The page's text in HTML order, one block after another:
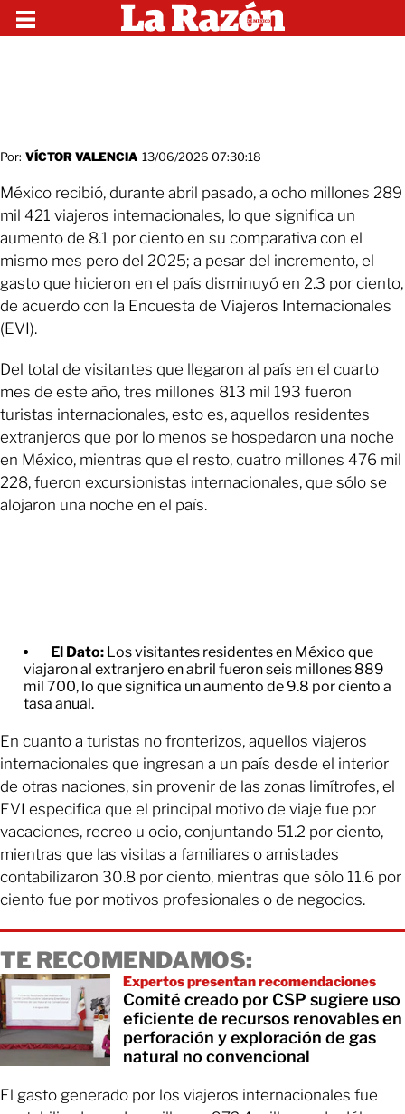
Por: VÍCTOR VALENCIA 13/06/2026 07:30:18
México recibió, durante abril pasado, a ocho millones 289
mil 421 viajeros internacionales, lo que significa un
aumento de 8.1 por ciento en su comparativa con el
mismo mes pero del 2025; a pesar del incremento, el
gasto que hicieron en el país disminuyó en 2.3 por ciento,
de acuerdo con la Encuesta de Viajeros Internacionales
(EVI).
Del total de visitantes que llegaron al país en el cuarto
mes de este año, tres millones 813 mil 193 fueron
turistas internacionales, esto es, aquellos residentes
extranjeros que por lo menos se hospedaron una noche
en México, mientras que el resto, cuatro millones 476 mil
228, fueron excursionistas internacionales, que sólo se
alojaron una noche en el país.
El Dato: Los visitantes residentes en México que
viajaron al extranjero en abril fueron seis millones 889
mil 700, lo que significa un aumento de 9.8 por ciento a
tasa anual.
En cuanto a turistas no fronterizos, aquellos viajeros
internacionales que ingresan a un país desde el interior
de otras naciones, sin provenir de las zonas limítrofes, el
EVI especifica que el principal motivo de viaje fue por
vacaciones, recreo u ocio, conjuntando 51.2 por ciento,
mientras que las visitas a familiares o amistades
contabilizaron 30.8 por ciento, mientras que sólo 11.6 por
ciento fue por motivos profesionales o de negocios.
TE RECOMENDAMOS:
Expertos presentan recomendaciones
Comité creado por CSP sugiere uso
eficiente de recursos renovables en
perforación y exploración de gas
natural no convencional
El gasto generado por los viajeros internacionales fue